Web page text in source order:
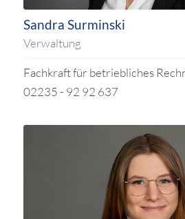
Sandra Surminski
Verwaltung
Fachkraft für betriebliches
02235 - 92 92 637